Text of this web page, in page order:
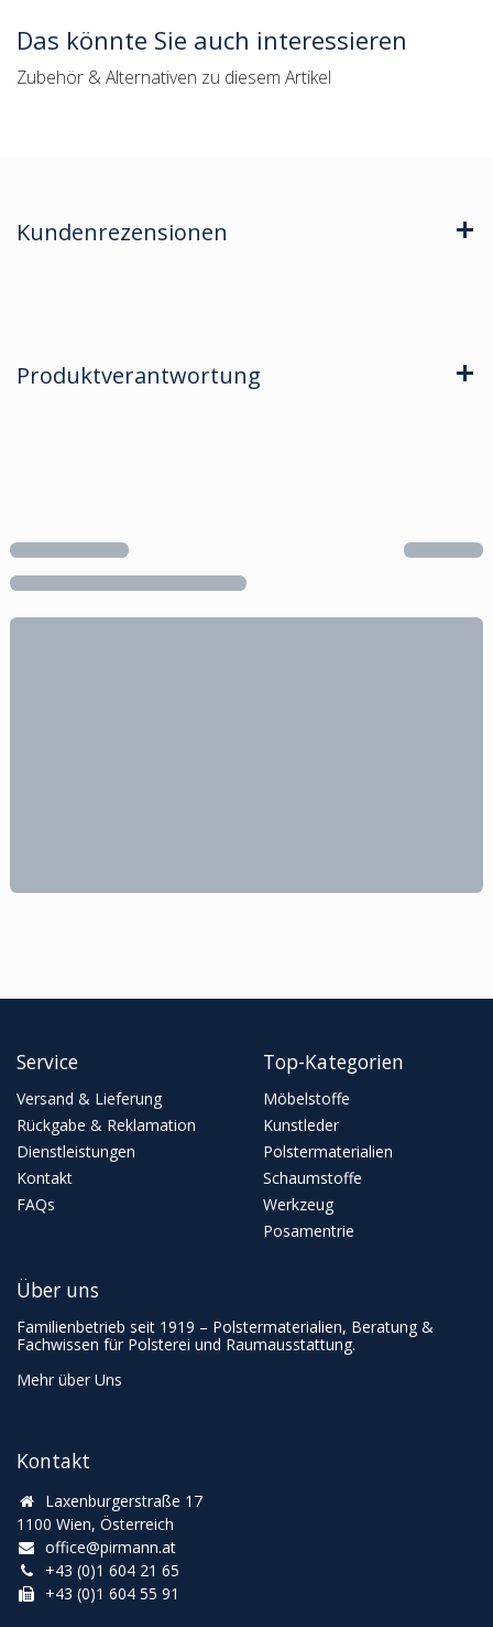
Das könnte Sie auch interessieren
Zubehör & Alternativen zu diesem Artikel
Kundenrezensionen
Produktverantwortung
Service
Versand & Lieferung
Rückgabe & Reklamation
Dienstleistungen
Kontakt
FAQs
Top-Kategorien
Möbelstoffe
Kunstleder
Polstermaterialien
Schaumstoffe
Werkzeug
Posamentrie
Kontakt
Laxenburgerstraße 17
1100 Wien, Österreich
office@pirmann.at
+43 (0)1 604 21 65
+43 (0)1 604 55 91
Über uns
Familienbetrieb seit 1919 – Polstermaterialien, Beratung &
Fachwissen für Polsterei und Raumausstattung.
Mehr über Uns